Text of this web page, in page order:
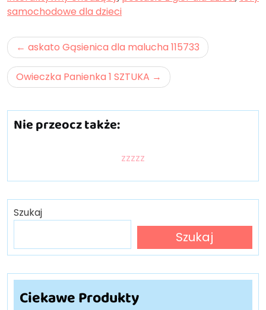
samochodowe dla dzieci
Nawigacja
wpisu
askato Gąsienica dla malucha 115733
Owieczka Panienka 1 SZTUKA
Nie przeocz także:
zzzzz
Szukaj
Szukaj
Ciekawe Produkty